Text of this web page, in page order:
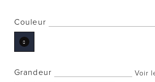
Notre histoire
Couleur
Grandeur Voir